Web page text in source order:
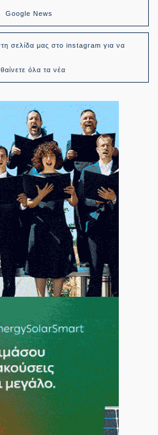
Google News
σελίδα μας στο instagram για να
όλα τα νέα